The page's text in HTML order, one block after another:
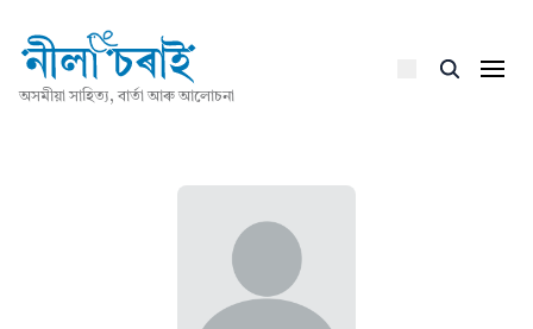
অসমীয়া সাহিত্য, বাৰ্তা আৰু আলোচনা